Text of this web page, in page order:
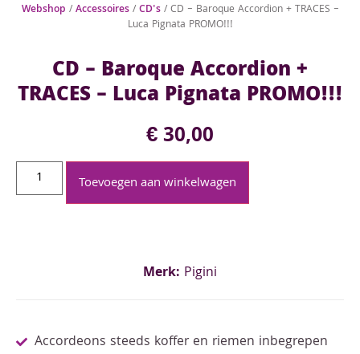
Webshop /Accessoires/CD's/ CD – Baroque Accordion + TRACES –
Luca Pignata PROMO!!!
CD – Baroque Accordion +
TRACES – Luca Pignata PROMO!!!
€30,00
Toevoegen aan winkelwagen
Merk: Pigini
Accordeons steeds koffer en riemen inbegrepen